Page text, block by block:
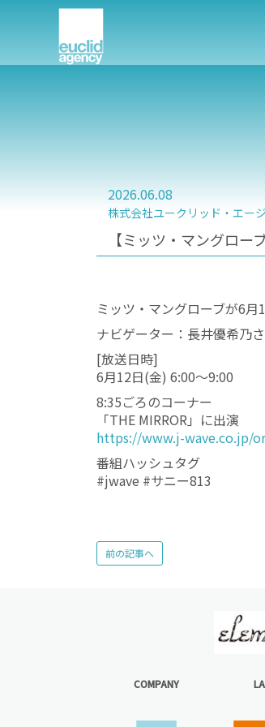
2026.06.08
株式会社ユークリッド・エー
【ミッツ・マングロー
ミッツ・マングローブが6月
ナビゲーター：長井優希乃
[放送日時]
6月12日(金) 6:00〜9:00
8:35ごろのコーナー
「THE MIRROR」に出演
https://www.j-wave.co.jp/
番組ハッシュタグ
#jwave #サニー813
前の記事へ
COMPANY